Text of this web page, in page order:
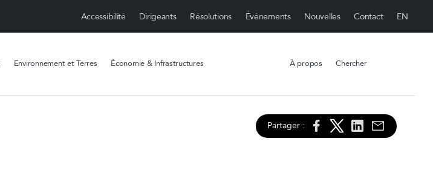
Accessibilité Dirigeants Résolutions Événements Nouvelles Contact
Environnement et Terres Économie & Infrastructures À propos Chercher
Partager :